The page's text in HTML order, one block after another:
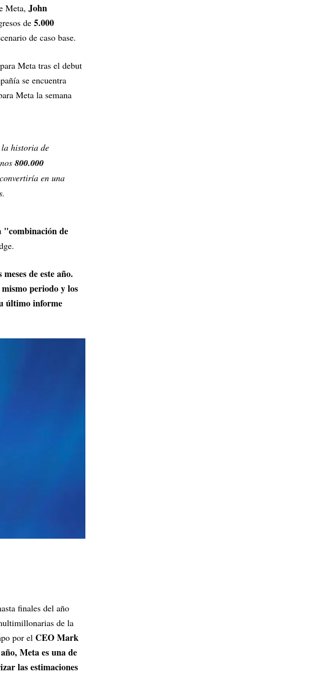
Meta, John
de 5.000
de caso base.
Meta tras el debut
se encuentra
Meta la semana
historia de
800.000
en una
"combinación de
de este año.
periodo y los
último informe
finales del año
de la
por el CEO Mark
Meta es una de
las estimaciones